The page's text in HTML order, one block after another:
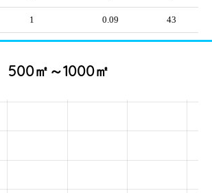
1 0.09 43
500㎡～1000㎡